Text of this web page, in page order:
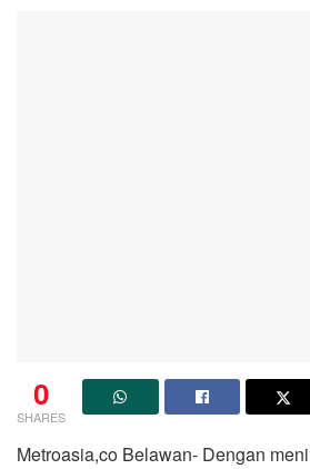
0
SHARES
Metroasia,co Belawan- Dengan